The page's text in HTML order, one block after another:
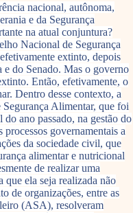
nacional, autônoma,
e da Segurança
na atual conjuntura?
Nacional de Segurança
extinto, depois
e do Senado. Mas o governo
Então, efetivamente, o
Dentro desse contexto, a
Alimentar, que foi
ano passado, na gestão do
governamentais a
da sociedade civil, que
alimentar e nutricional
de realizar uma
que ela seja realizada não
de organizações, entre as
(ASA), resolveram